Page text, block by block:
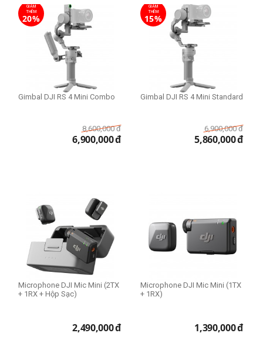
GIẢM
THÊM
20%
Gimbal DJI RS 4 Mini Combo
8,600,000 đ
6,900,000đ
GIẢM
THÊM
15%
Gimbal DJI RS 4 Mini Standard
6,900,000 đ
5,860,000đ
Microphone DJI Mic Mini (2TX
+ 1RX + Hộp Sạc)
2,490,000đ
Microphone DJI Mic Mini (1TX
+ 1RX)
1,390,000đ